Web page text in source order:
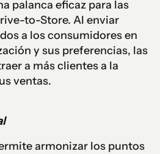
palanca eficaz para las
to-Store. Al enviar
a los consumidores en
y sus preferencias, las
a más clientes a la
ventas.
armonizar los puntos